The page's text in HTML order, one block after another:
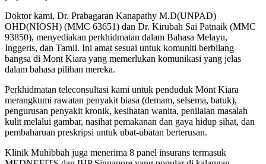
Doktor kami, Dr. Prabagaran Kanapathy M.D(UNPAD)
OHD(NIOSH) (MMC 63651) dan Dr. Kirubah Sai Patnaik (MMC
93850), menyediakan perkhidmatan dalam Bahasa Melayu,
Inggeris, dan Tamil. Ini amat sesuai untuk komuniti berbilang
bangsa di Mont Kiara yang memerlukan komunikasi yang jelas
dalam bahasa pilihan mereka.
Perkhidmatan teleconsultasi kami untuk penduduk Mont Kiara
merangkumi rawatan penyakit biasa (demam, selsema, batuk),
pengurusan penyakit kronik, kesihatan wanita, penilaian masalah
kulit melalui gambar, nasihat pemakanan dan gaya hidup sihat, dan
pembaharuan preskripsi untuk ubat-ubatan berterusan.
Klinik Muhibbah juga menerima 8 panel insurans termasuk